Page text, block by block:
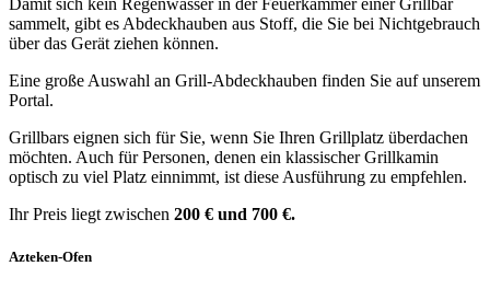
Damit sich kein Regenwasser in der Feuerkammer einer Grillbar
sammelt, gibt es Abdeckhauben aus Stoff, die Sie bei Nichtgebrauch
über das Gerät ziehen können.
Eine große Auswahl an Grill-Abdeckhauben finden Sie auf unserem
Portal.
Grillbars eignen sich für Sie, wenn Sie Ihren Grillplatz überdachen
möchten. Auch für Personen, denen ein klassischer Grillkamin
optisch zu viel Platz einnimmt, ist diese Ausführung zu empfehlen.
Ihr Preis liegt zwischen 200 € und 700 €.
Azteken-Ofen